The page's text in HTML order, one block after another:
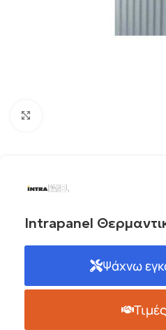
Intrapanel
Ψάχνω